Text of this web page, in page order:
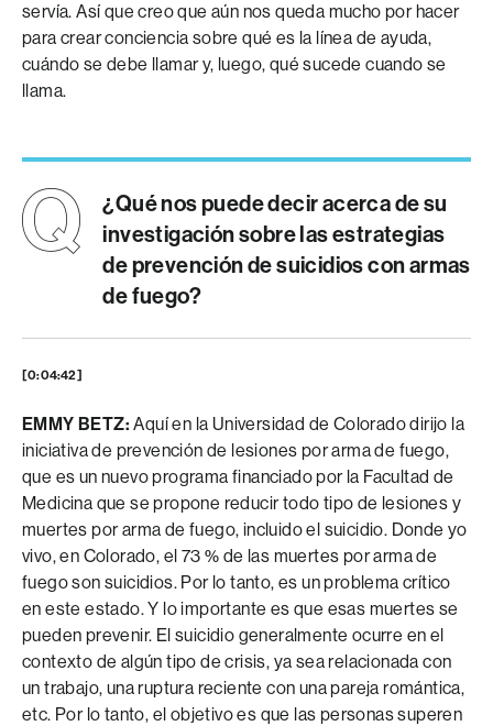
servía. Así que creo que aún nos queda mucho por hacer
para crear conciencia sobre qué es la línea de ayuda,
cuándo se debe llamar y, luego, qué sucede cuando se
llama.
¿Qué nos puede decir acerca de su
investigación sobre las estrategias
de prevención de suicidios con armas
de fuego?
[0:04:42]
EMMY BETZ: Aquí en la Universidad de Colorado dirijo la
iniciativa de prevención de lesiones por arma de fuego,
que es un nuevo programa financiado por la Facultad de
Medicina que se propone reducir todo tipo de lesiones y
muertes por arma de fuego, incluido el suicidio. Donde yo
vivo, en Colorado, el 73 % de las muertes por arma de
fuego son suicidios. Por lo tanto, es un problema crítico
en este estado. Y lo importante es que esas muertes se
pueden prevenir. El suicidio generalmente ocurre en el
contexto de algún tipo de crisis, ya sea relacionada con
un trabajo, una ruptura reciente con una pareja romántica,
etc. Por lo tanto, el objetivo es que las personas superen